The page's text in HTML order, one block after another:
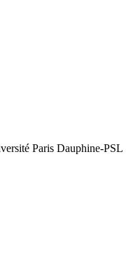
Paris Dauphine-PSL